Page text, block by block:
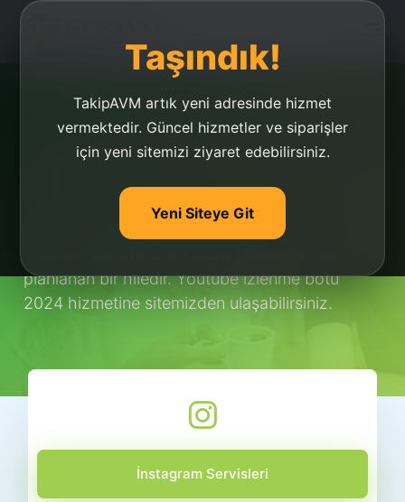
Taşındık!
TakipAVM artık yeni adresinde hizmet
vermektedir. Güncel hizmetler ve siparişler
için yeni sitemizi ziyaret edebilirsiniz.
Yeni Siteye Git
Youtube İzlenme Botu
planlanan bir hiledir. Youtube izlenme botu
2024 hizmetine sitemizden ulaşabilirsiniz.
İnstagram Servisleri